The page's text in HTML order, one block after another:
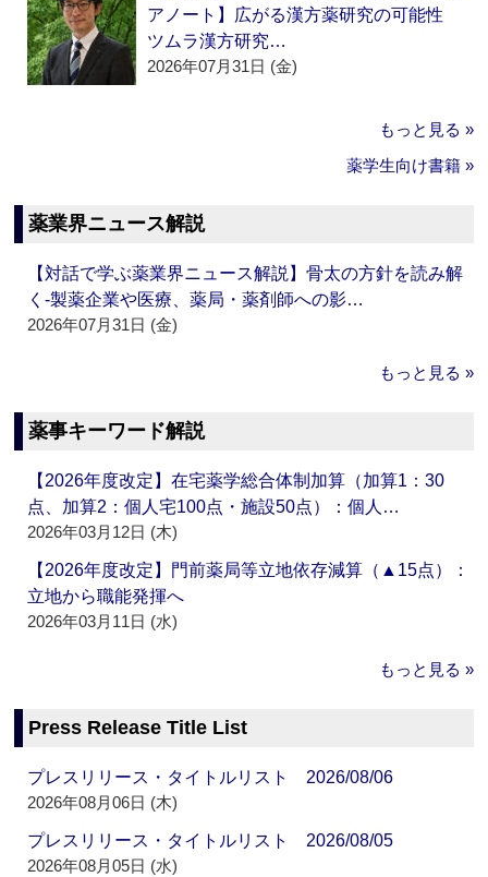
アノート】広がる漢方薬研究の可能性
ツムラ漢方研究…
2026年07月31日 (金)
もっと見る »
薬学生向け書籍 »
薬業界ニュース解説
【対話で学ぶ薬業界ニュース解説】骨太の方針を読み解
く‐製薬企業や医療、薬局・薬剤師への影…
2026年07月31日 (金)
もっと見る »
薬事キーワード解説
【2026年度改定】在宅薬学総合体制加算（加算1：30
点、加算2：個人宅100点・施設50点）：個人…
2026年03月12日 (木)
【2026年度改定】門前薬局等立地依存減算（▲15点）：
立地から職能発揮へ
2026年03月11日 (水)
もっと見る »
Press Release Title List
プレスリリース・タイトルリスト 2026/08/06
2026年08月06日 (木)
プレスリリース・タイトルリスト 2026/08/05
2026年08月05日 (水)